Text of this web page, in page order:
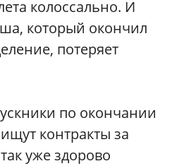
колоссально. И
который окончил
потеряет
по окончании
контракты за
уже здорово